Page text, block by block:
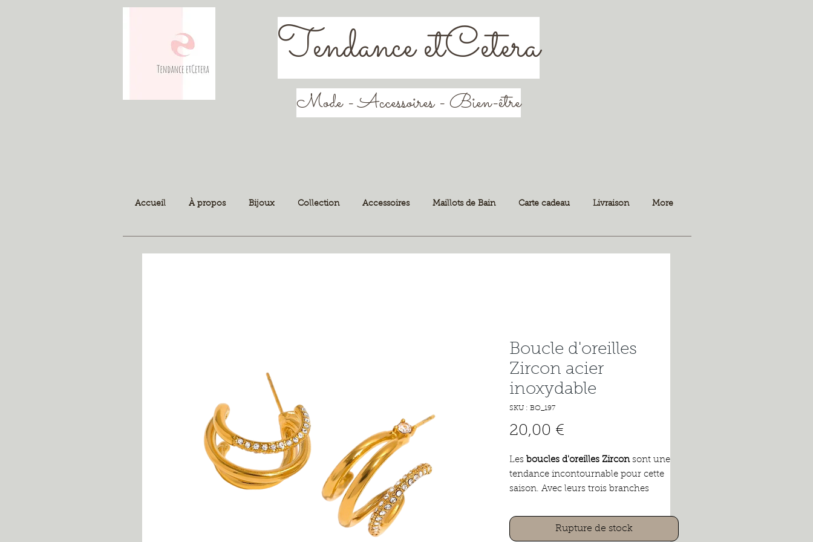
Tendance etCetera
Mode - Accessoires - Bien-être
Accueil À propos Bijoux Collection Accessoires Maillots de Bain Carte cadeau Livraison More
Boucle d'oreilles
Zircon acier
inoxydable
SKU : BO_197
20,00 €Prix
Les boucles d'oreilles Zircon sont une
tendance incontournable pour cette
saison. Avec leurs trois branches
elles ajoutent une touche d'éclat et
d'élégance à n'importe quelle tenue. Le
Rupture de stock